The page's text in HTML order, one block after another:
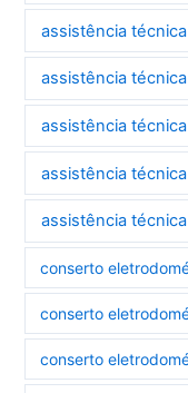
assistência
assistência
assistência
assistência
assistência
conserto
conserto
conserto